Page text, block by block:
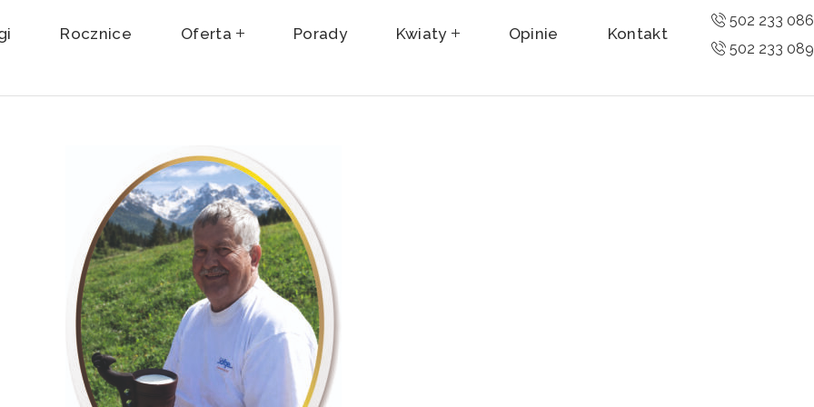
Rocznice Oferta Porady Kwiaty Opinie Kontakt
502 233 086
502 233 089